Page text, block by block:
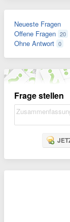
Neueste Fragen
Offene Fragen 20
Ohne Antwort 0
Frage stellen